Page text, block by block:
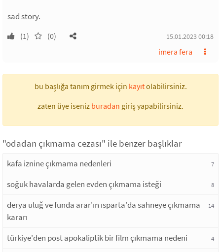
sad story.
(1) (0) 15.01.2023 00:18
imera fera
bu başlığa tanım girmek için kayıtolabilirsiniz.
zaten üye iseniz buradan giriş yapabilirsiniz.
"odadan çıkmama cezası" ile benzer başlıklar
kafa iznine çıkmama nedenleri 7
soğuk havalarda gelen evden çıkmama isteği 8
derya uluğ ve funda arar'ın ısparta'da sahneye çıkmama
kararı
14
türkiye'den post apokaliptik bir film çıkmama nedeni 4